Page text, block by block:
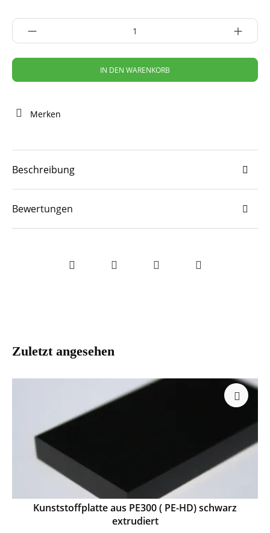
IN DEN WARENKORB
Merken
Beschreibung
Bewertungen
Zuletzt angesehen
Kunststoffplatte aus PE300 ( PE-HD) schwarz
extrudiert